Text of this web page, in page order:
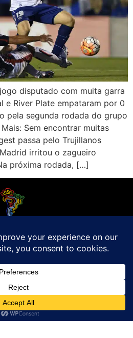
disputado com muita garra
e River Plate empataram por 0
pela segunda rodada do grupo
Sem encontrar muitas
passa pelo Trujillanos
irritou o zagueiro
próxima rodada, […]
do esporte bretão do continente americano
e Uruguai. Isso porque o amante da bola
e com a mesma paixão.Leia Mais
os Direitos Reservados - 2021